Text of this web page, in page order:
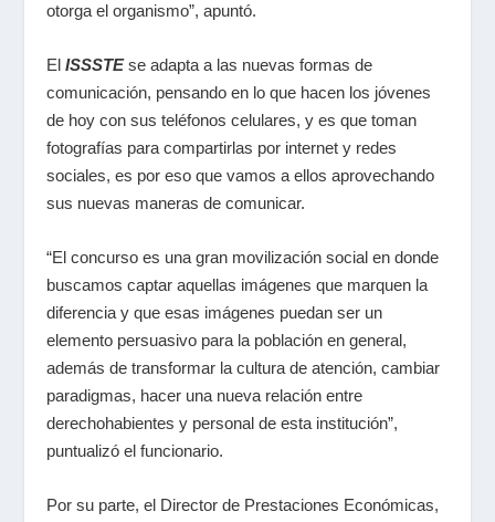
otorga el organismo”, apuntó.
ElISSSTEse adapta a las nuevas formas de
comunicación, pensando en lo que hacen los jóvenes
de hoy con sus teléfonos celulares, y es que toman
fotografías para compartirlas por internet y redes
sociales, es por eso que vamos a ellos aprovechando
sus nuevas maneras de comunicar.
“El concurso es una gran movilización social en donde
buscamos captar aquellas imágenes que marquen la
diferencia y que esas imágenes puedan ser un
elemento persuasivo para la población en general,
además de transformar la cultura de atención, cambiar
paradigmas, hacer una nueva relación entre
derechohabientes y personal de esta institución”,
puntualizó el funcionario.
Por su parte, el Director de Prestaciones Económicas,